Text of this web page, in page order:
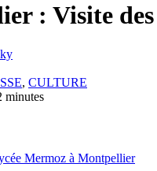
: Visite
, CULTURE
minutes